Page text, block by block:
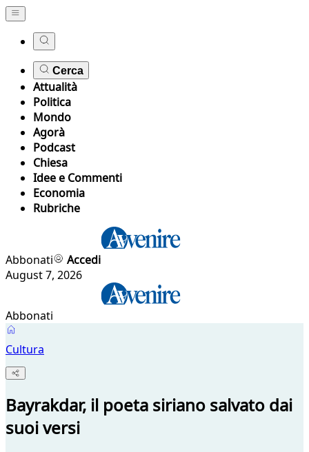
Cerca
Attualità
Politica
Mondo
Agorà
Podcast
Chiesa
Idee e Commenti
Economia
Rubriche
Abbonati
Accedi
August 7, 2026
Abbonati
Cultura
Bayrakdar, il poeta siriano salvato dai
suoi versi